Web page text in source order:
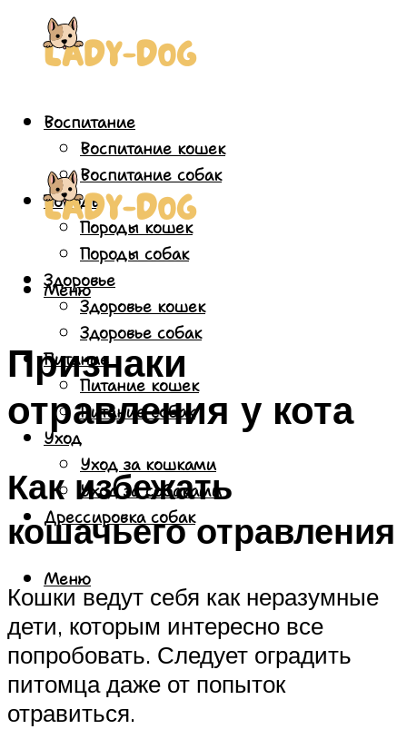
Воспитание
Воспитание кошек
Воспитание собак
Породы
Породы кошек
Породы собак
Здоровье
Здоровье кошек
Здоровье собак
Питание
Питание кошек
Питание собак
Уход
Уход за кошками
Уход за собаками
Дрессировка собак
Меню
Меню
Признаки
отравления у кота
Как избежать
кошачьего отравления
Кошки ведут себя как неразумные
дети, которым интересно все
попробовать. Следует оградить
питомца даже от попыток
отравиться.